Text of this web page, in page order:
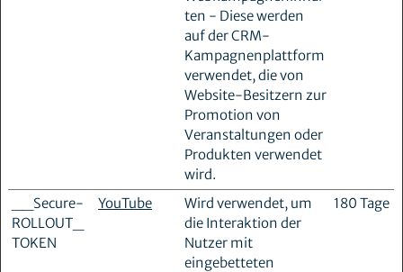
ten - Diese werden
auf der CRM-
Kampagnenplattform
verwendet, die von
Website-Besitzern zur
Promotion von
Veranstaltungen oder
Produkten verwendet
wird.
__Secure-
ROLLOUT_
TOKEN
YouTube
Wird verwendet, um
die Interaktion der
Nutzer mit
eingebetteten
180 Tage